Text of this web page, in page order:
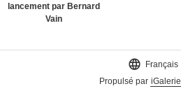
lancement par Bernard
Vain

Français
Propulsé par iGalerie